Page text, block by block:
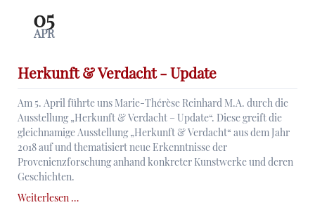
05
APR
Herkunft & Verdacht - Update
Am 5. April führte uns Marie-Thérèse Reinhard M.A. durch die
Ausstellung „Herkunft & Verdacht – Update“. Diese greift die
gleichnamige Ausstellung „Herkunft & Verdacht“ aus dem Jahr
2018 auf und thematisiert neue Erkenntnisse der
Provenienzforschung anhand konkreter Kunstwerke und deren
Geschichten.
Weiterlesen …